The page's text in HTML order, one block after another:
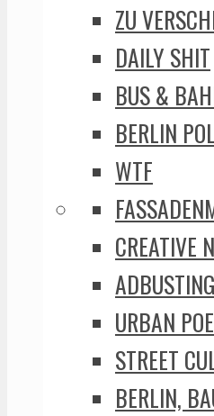
ZU
DAILY SHIT
BUS &
BERLIN
WTF
CREATIVE
ADBUSTING
URBAN
STREET
BERLIN,